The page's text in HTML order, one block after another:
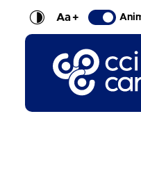
Aa+
CCI Campus La